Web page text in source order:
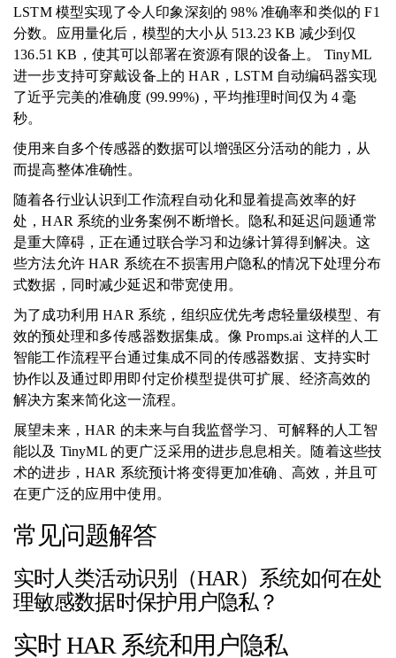
LSTM 模型实现了令人印象深刻的 98% 准确率和类似的 F1
分数。应用量化后，模型的大小从 513.23 KB 减少到仅
136.51 KB，使其可以部署在资源有限的设备上。 TinyML
进一步支持可穿戴设备上的 HAR，LSTM 自动编码器实现
了近乎完美的准确度 (99.99%)，平均推理时间仅为 4 毫
秒。
使用来自多个传感器的数据可以增强区分活动的能力，从
而提高整体准确性。
随着各行业认识到工作流程自动化和显着提高效率的好
处，HAR 系统的业务案例不断增长。隐私和延迟问题通常
是重大障碍，正在通过联合学习和边缘计算得到解决。这
些方法允许 HAR 系统在不损害用户隐私的情况下处理分布
式数据，同时减少延迟和带宽使用。
为了成功利用 HAR 系统，组织应优先考虑轻量级模型、有
效的预处理和多传感器数据集成。像 Promps.ai 这样的人工
智能工作流程平台通过集成不同的传感器数据、支持实时
协作以及通过即用即付定价模型提供可扩展、经济高效的
解决方案来简化这一流程。
展望未来，HAR 的未来与自我监督学习、可解释的人工智
能以及 TinyML 的更广泛采用的进步息息相关。随着这些技
术的进步，HAR 系统预计将变得更加准确、高效，并且可
在更广泛的应用中使用。
常见问题解答
实时人类活动识别（HAR）系统如何在处
理敏感数据时保护用户隐私？
实时 HAR 系统和用户隐私